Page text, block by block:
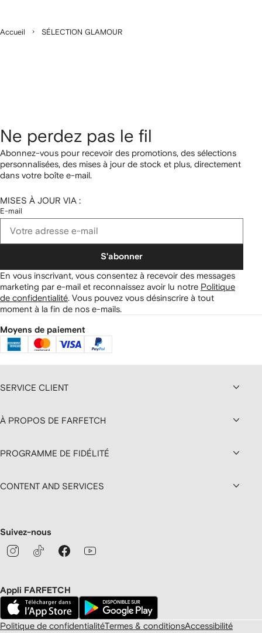
Accueil SÉLECTION GLAMOUR
Ne perdez pas le fil
Abonnez-vous pour recevoir des promotions, des sélections
personnalisées, des mises à jour de stock et plus, directement
dans votre boîte e-mail.
MISES À JOUR VIA :
E-mail
S'abonner
En vous inscrivant, vous consentez à recevoir des messages
marketing par e-mail et reconnaissez avoir lu notre Politique
de confidentialité Vous pouvez vous désinscrire à tout
moment à la fin de nos e-mails.
Moyens de paiement
SERVICE CLIENT
À PROPOS DE FARFETCH
PROGRAMME DE FIDÉLITÉ
CONTENT AND SERVICES
Suivez-nous
Appli FARFETCH
Politique de confidentialitéTermes & conditionsAccessibilité